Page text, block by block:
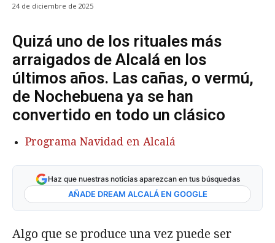
24 de diciembre de 2025
Quizá uno de los rituales más
arraigados de Alcalá en los
últimos años. Las cañas, o vermú,
de Nochebuena ya se han
convertido en todo un clásico
Programa Navidad en Alcalá
Haz que nuestras noticias aparezcan en tus búsquedas
AÑADE DREAM ALCALÁ EN GOOGLE
Algo que se produce una vez puede ser